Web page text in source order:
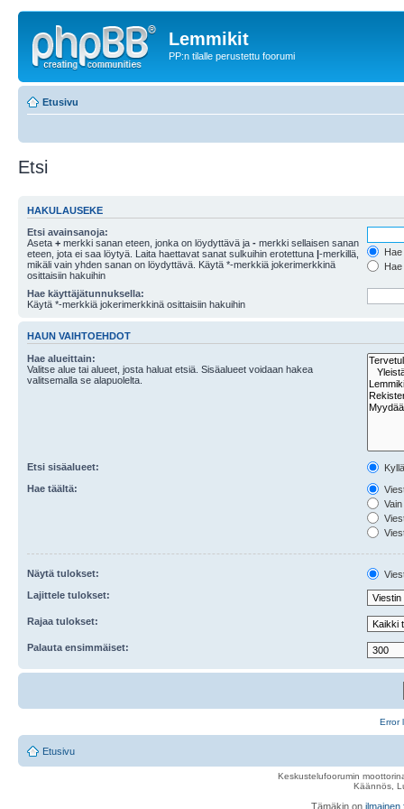
Lemmikit
PP:n tilalle perustettu foorumi
Etusivu
Etsi
HAKULAUSEKE
Etsi avainsanoja:
Aseta + merkki sanan eteen, jonka on löydyttävä ja - merkki sellaisen sanan
eteen, jota ei saa löytyä. Laita haettavat sanat sulkuihin erotettuna |-merkillä,
mikäli vain yhden sanan on löydyttävä. Käytä *-merkkiä jokerimerkkinä
osittaisiin hakuihin
Hae käyttäjätunnuksella:
Käytä *-merkkiä jokerimerkkinä osittaisiin hakuihin
HAUN VAIHTOEHDOT
Hae alueittain:
Valitse alue tai alueet, josta haluat etsiä. Sisäalueet voidaan hakea
valitsemalla se alapuolelta.
Etsi sisäalueet:
Hae täältä:
Näytä tulokset:
Lajittele tulokset:
Rajaa tulokset:
Palauta ensimmäiset:
Error
Etusivu
Keskustelufoorumin
Käännös,
Tämäkin on ilmainen